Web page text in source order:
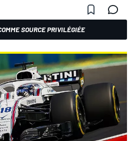
SOURCE PRIVILÉGIÉE